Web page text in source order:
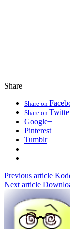
Share
Share on
Share on
Google+
Pinterest
Tumblr
Previous article
Next article